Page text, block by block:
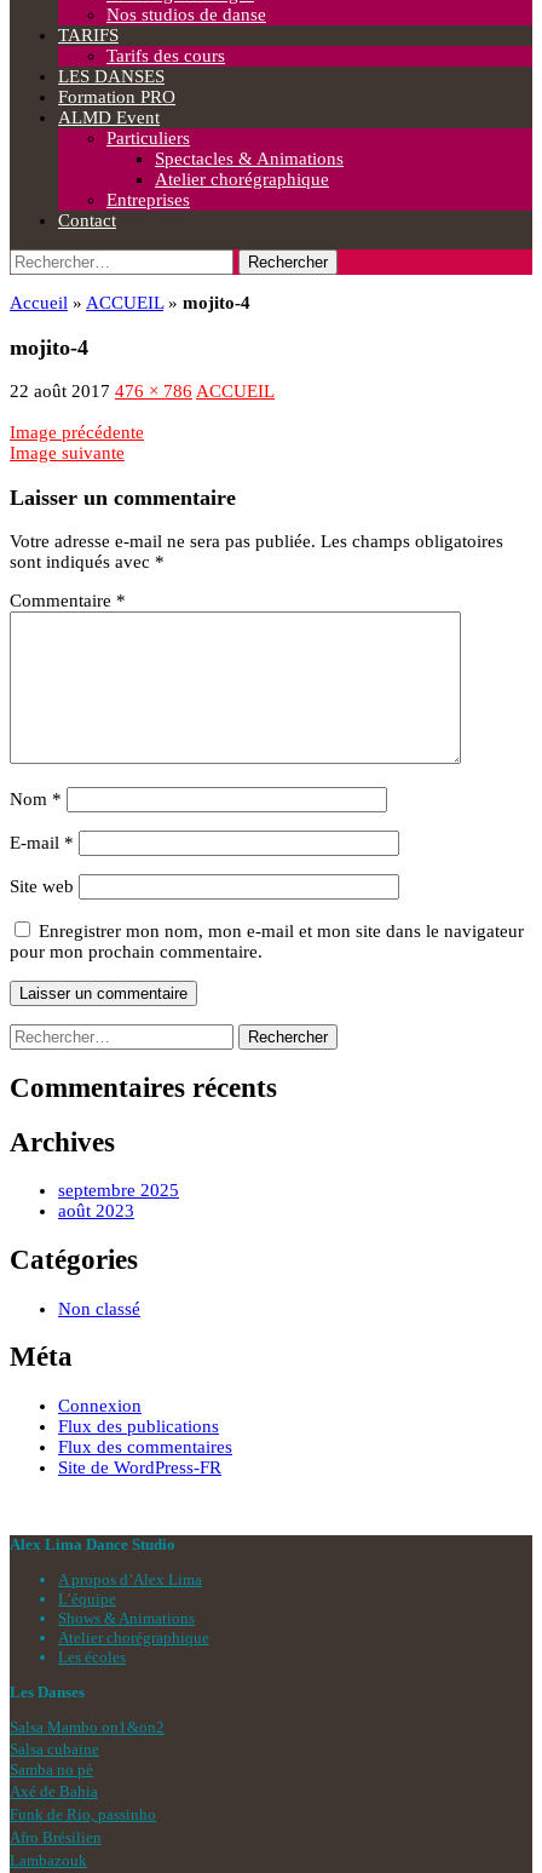
Nos studios de danse
TARIFS
Tarifs des cours
LES DANSES
Formation PRO
ALMD Event
Particuliers
Spectacles & Animations
Atelier chorégraphique
Entreprises
Contact
Rechercher :
Accueil » ACCUEIL» mojito-4
mojito-4
22 août 2017 476 × 786 ACCUEIL
Image précédente
Image suivante
Laisser un commentaire
Votre adresse e-mail ne sera pas publiée. Les champs obligatoires
sont indiqués avec *
Commentaire *
Nom *
E-mail *
Site web
Enregistrer mon nom, mon e-mail et mon site dans le navigateur
pour mon prochain commentaire.
Rechercher :
Commentaires récents
Archives
septembre 2025
août 2023
Catégories
Non classé
Méta
Connexion
Flux des publications
Flux des commentaires
Site de WordPress-FR
Alex Lima Dance Studio
A propos d’Alex Lima
L’équipe
Shows & Animations
Atelier chorégraphique
Les écoles
Les Danses
Salsa Mambo on1&on2
Salsa cubaine
Samba no pè
Axé de Bahia
Funk de Rio, passinho
Afro Brésilien
Lambazouk